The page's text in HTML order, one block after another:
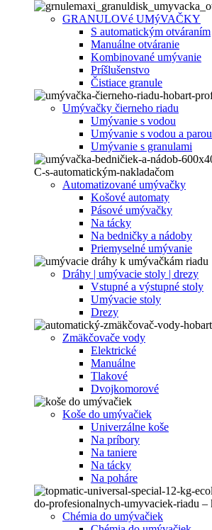
GRANULOVé UMýVAČKY
S automatickým otváraním
Manuálne otváranie
Kombinované umývanie
Príšlušenstvo
Čistiace granule
Umývačky čierneho riadu
Umývanie s vodou
Umývanie s vodou a parou
Umývanie s granulami
Automatizované umývačky
Košové automaty
Pásové umývačky
Na tácky
Na bedničky a nádoby
Priemyselné umývanie
Dráhy | umývacie stoly | drezy
Vstupné a výstupné stoly
Umývacie stoly
Drezy
Zmäkčovače vody
Elektrické
Manuálne
Tlakové
Dvojkomorové
Koše do umývačiek
Univerzálne koše
Na príbory
Na taniere
Na tácky
Na poháre
Chémia do umývačiek